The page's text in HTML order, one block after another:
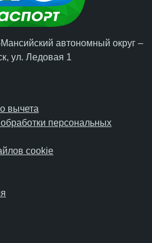
автономный округ –
, ул. Ледовая 1
вычета
персональных
cookie